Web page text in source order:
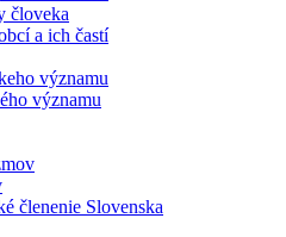
človeka
a ich častí
významu
významu
členenie Slovenska